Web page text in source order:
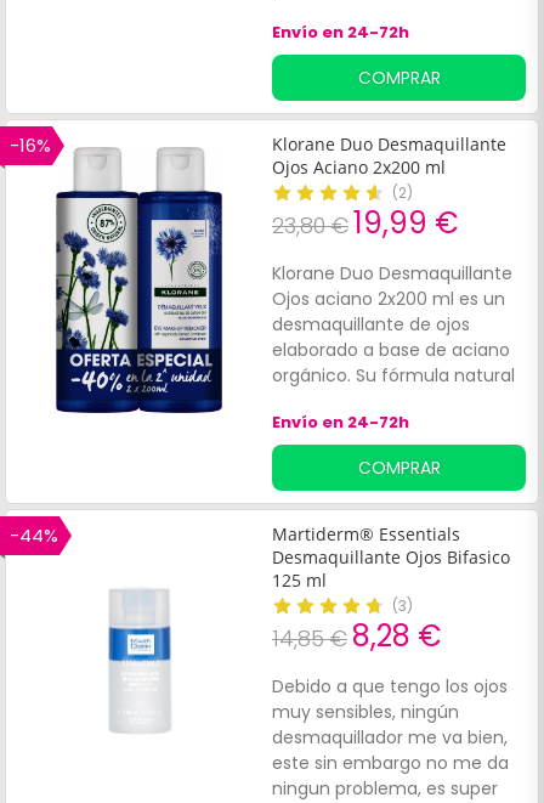
el maquillaje waterproof o
resistente al agua y reforzar
las pestañas por su
contenido de aceite de
ricino. Libre de fragancias y
colorantes. Recomendado
para usuarios de lentillas.
Envío en 24-72h
COMPRAR
-16%
Klorane Duo Desmaquillante
Ojos Aciano 2x200 ml
(2)
23,80 €19,99 €
Klorane Duo Desmaquillante
Ojos aciano 2x200 ml es un
desmaquillante de ojos
elaborado a base de aciano
orgánico. Su fórmula natural
maquillaje resistente,
máscara, delineador y
sombras de forma delicada
en el contorno de ojos. Su
textura líquida con acción
calmante y suavizante, está
diseñada para eliminar los
restos de maquillaje
existentes sin necesidad de
frotar, dejando la piel limpia y
fresca. Apto para personas
con ojos sensibles.
Envío en 24-72h
COMPRAR
-44%
Martiderm® Essentials
Desmaquillante Ojos Bifasico
125 ml
(3)
14,85 € 8,28 €
Debido a que tengo los ojos
muy sensibles, ningún
desmaquillador me va bien,
este sin embargo no me da
ningun problema, es super